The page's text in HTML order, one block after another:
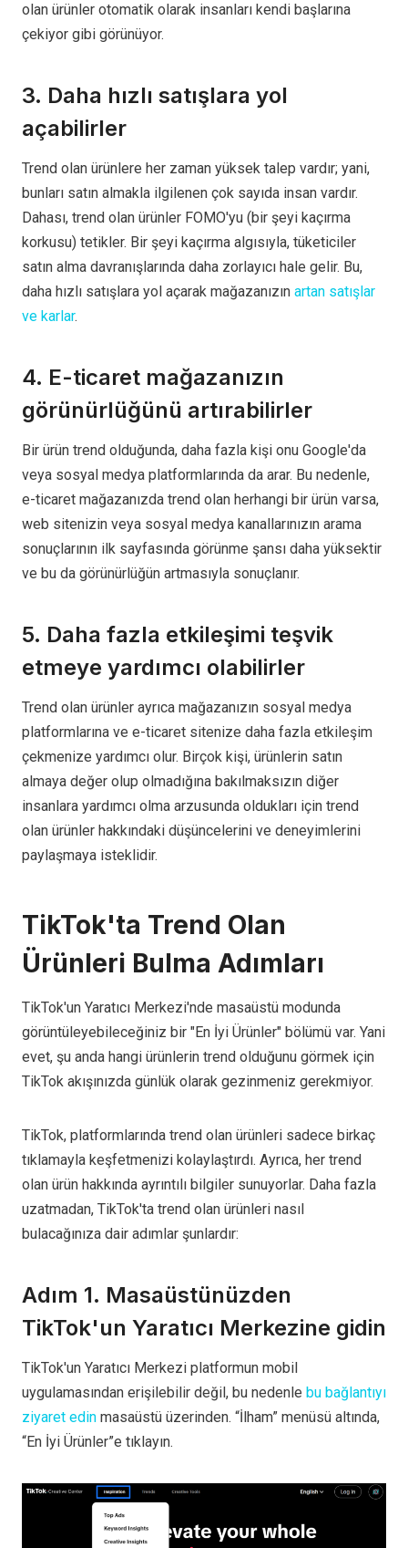
olan ürünler otomatik olarak insanları kendi başlarına
çekiyor gibi görünüyor.
3. Daha hızlı satışlara yol
açabilirler
Trend olan ürünlere her zaman yüksek talep vardır; yani,
bunları satın almakla ilgilenen çok sayıda insan vardır.
Dahası, trend olan ürünler FOMO'yu (bir şeyi kaçırma
korkusu) tetikler. Bir şeyi kaçırma algısıyla, tüketiciler
satın alma davranışlarında daha zorlayıcı hale gelir. Bu,
daha hızlı satışlara yol açarak mağazanızın artan satışlar
ve karlar.
4. E-ticaret mağazanızın
görünürlüğünü artırabilirler
Bir ürün trend olduğunda, daha fazla kişi onu Google'da
veya sosyal medya platformlarında da arar. Bu nedenle,
e-ticaret mağazanızda trend olan herhangi bir ürün varsa,
web sitenizin veya sosyal medya kanallarınızın arama
sonuçlarının ilk sayfasında görünme şansı daha yüksektir
ve bu da görünürlüğün artmasıyla sonuçlanır.
5. Daha fazla etkileşimi teşvik
etmeye yardımcı olabilirler
Trend olan ürünler ayrıca mağazanızın sosyal medya
platformlarına ve e-ticaret sitenize daha fazla etkileşim
çekmenize yardımcı olur. Birçok kişi, ürünlerin satın
almaya değer olup olmadığına bakılmaksızın diğer
insanlara yardımcı olma arzusunda oldukları için trend
olan ürünler hakkındaki düşüncelerini ve deneyimlerini
paylaşmaya isteklidir.
TikTok'ta Trend Olan
Ürünleri Bulma Adımları
TikTok'un Yaratıcı Merkezi'nde masaüstü modunda
görüntüleyebileceğiniz bir "En İyi Ürünler" bölümü var. Yani
evet, şu anda hangi ürünlerin trend olduğunu görmek için
TikTok akışınızda günlük olarak gezinmeniz gerekmiyor.
TikTok, platformlarında trend olan ürünleri sadece birkaç
tıklamayla keşfetmenizi kolaylaştırdı. Ayrıca, her trend
olan ürün hakkında ayrıntılı bilgiler sunuyorlar. Daha fazla
uzatmadan, TikTok'ta trend olan ürünleri nasıl
bulacağınıza dair adımlar şunlardır:
Adım 1. Masaüstünüzden
TikTok'un Yaratıcı Merkezine gidin
TikTok'un Yaratıcı Merkezi platformun mobil
uygulamasından erişilebilir değil, bu nedenle bu bağlantıyı
ziyaret edin masaüstü üzerinden. “İlham” menüsü altında,
“En İyi Ürünler”e tıklayın.